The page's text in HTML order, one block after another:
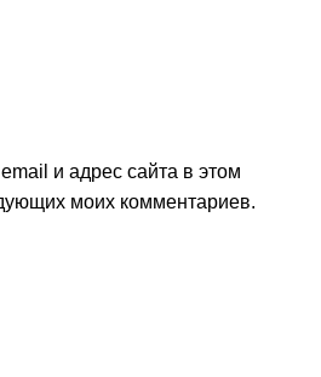
и адрес сайта в этом
моих комментариев.